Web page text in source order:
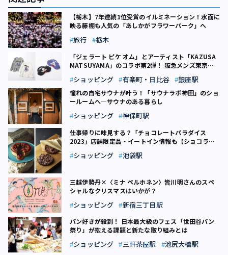
【栃木】7年連続1位受賞のイルミネーション！水面に
映る藤棚も人気の「あしかがフラワーパーク」へ
旅行 栃木
「ジェラート ピケ オム」とアーティスト「KAZUSA
MATSUYAMA」のコラボ第2弾！ 阪急メンズ東京で
ショッピング 有楽町・日比谷 銀座駅
憧れの自宅サウナが叶う！「サウナラボ神田」のショ
ールームへ―サウナのある暮らし
ショッピング 神保町駅
仕事帰りに味見する？「チョコレートパラダイス
2023」店舗限定品・イートイン情報も【ショコラ
ショッピング 池袋駅
三越伊勢丹×〈ミナ ペルホネン〉皆川明さんのスペ
シャルなクリスマスはいかが？
ショッピング 新宿三丁目駅
パン好きが殺到！ 日本最大級のフェス「世田谷パン
祭り」が抱える課題と新たな取り組みとは
ショッピング 三軒茶屋駅 池尻大橋駅